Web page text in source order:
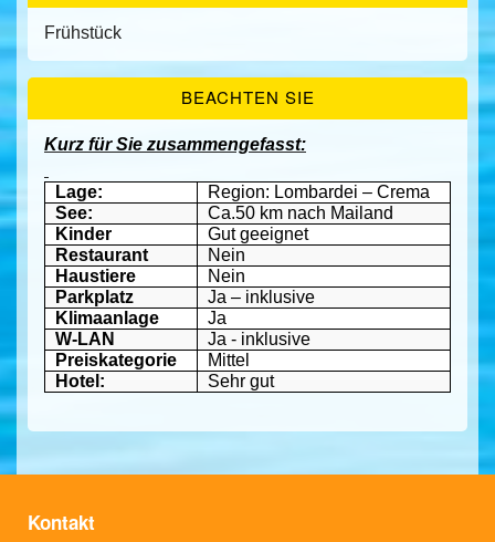
Frühstück
BEACHTEN SIE
Kurz für Sie zusammengefasst:
Lage:
Region: Lombardei – Crema
See:
Ca.50 km nach Mailand
Kinder
Gut geeignet
Restaurant
Nein
Haustiere
Nein
Parkplatz
Ja – inklusive
Klimaanlage
Ja
W-LAN
Ja - inklusive
Preiskategorie
Mittel
Hotel:
Sehr gut
Kontakt